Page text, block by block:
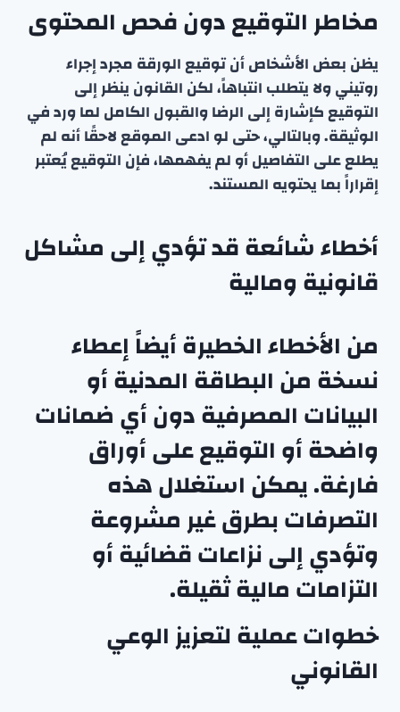
مخاطر التوقيع دون فحص المحتوى
يظن بعض الأشخاص أن توقيع الورقة مجرد إجراء
روتيني ولا يتطلب انتباهاً، لكن القانون ينظر إلى
التوقيع كإشارة إلى الرضا والقبول الكامل لما ورد في
الوثيقة. وبالتالي، حتى لو ادعى الموقع لاحقًا أنه لم
يطلع على التفاصيل أو لم يفهمها، فإن التوقيع يُعتبر
إقراراً بما يحتويه المستند.
أخطاء شائعة قد تؤدي إلى مشاكل
قانونية ومالية
من الأخطاء الخطيرة أيضاً إعطاء
نسخة من البطاقة المدنية أو
البيانات المصرفية دون أي ضمانات
واضحة أو التوقيع على أوراق
فارغة. يمكن استغلال هذه
التصرفات بطرق غير مشروعة
وتؤدي إلى نزاعات قضائية أو
التزامات مالية ثقيلة.
خطوات عملية لتعزيز الوعي
القانوني